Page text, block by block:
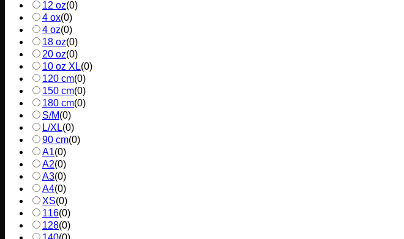
12 oz(0)
4 ox(0)
4 oz(0)
18 oz(0)
20 oz(0)
10 oz XL(0)
120 cm(0)
150 cm(0)
180 cm(0)
S/M(0)
L/XL(0)
90 cm(0)
A1(0)
A2(0)
A3(0)
A4(0)
XS(0)
116(0)
128(0)